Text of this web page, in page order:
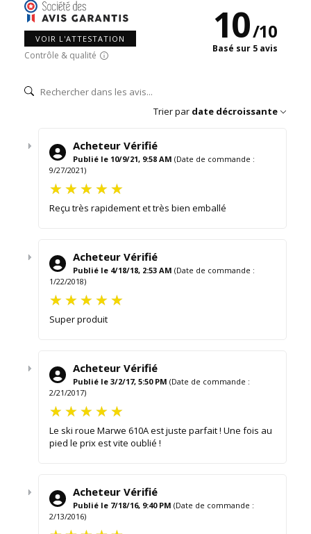
VOIR L'ATTESTATION
Contrôle & qualité
10/10
Basé sur 5 avis
Trier par date décroissante
Acheteur Vérifié
Publié le 10/9/21, 9:58 AM (Date de commande :
9/27/2021)
Reçu très rapidement et très bien emballé
Acheteur Vérifié
Publié le 4/18/18, 2:53 AM (Date de commande :
1/22/2018)
Super produit
Acheteur Vérifié
Publié le 3/2/17, 5:50 PM (Date de commande :
2/21/2017)
Le ski roue Marwe 610A est juste parfait ! Une fois au
pied le prix est vite oublié !
Acheteur Vérifié
Publié le 7/18/16, 9:40 PM (Date de commande :
2/13/2016)